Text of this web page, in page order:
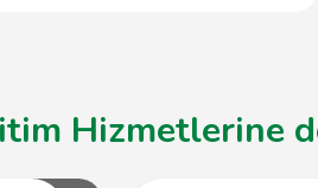
Hizmetlerine